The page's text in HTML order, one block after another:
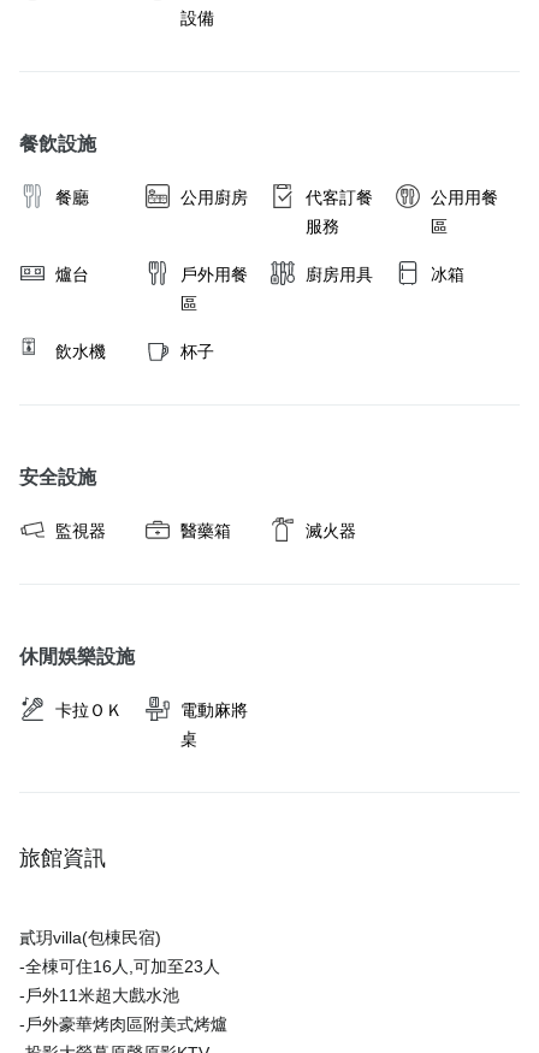
設備
餐飲設施
餐廳 公用廚房
代客訂餐
服務
公用用餐
區
爐台
戶外用餐
區
廚房用具 冰箱
飲水機 杯子
安全設施
監視器 醫藥箱 滅火器
休閒娛樂設施
卡拉ＯＫ
電動麻將
桌
旅館資訊
貳玥villa(包棟民宿)
-全棟可住16人,可加至23人
-戶外11米超大戲水池
-戶外豪華烤肉區附美式烤爐